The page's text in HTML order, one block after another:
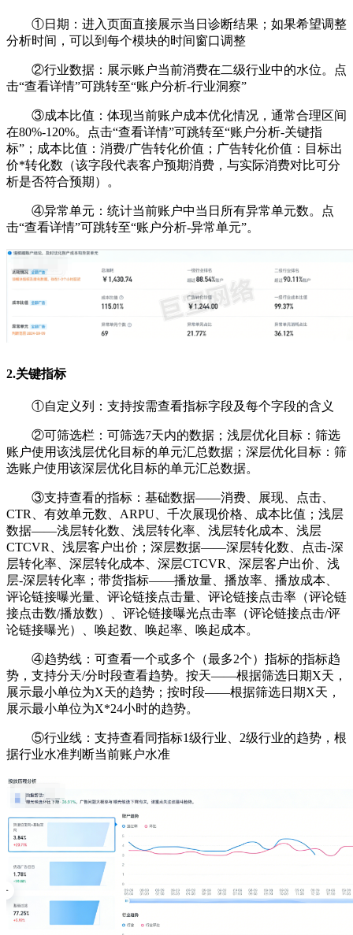
①日期：进入页面直接展示当日诊断结果；如果希望调整
分析时间，可以到每个模块的时间窗口调整
②行业数据：展示账户当前消费在二级行业中的水位。点
击“查看详情”可跳转至“账户分析-行业洞察”
③成本比值：体现当前账户成本优化情况，通常合理区间
在80%-120%。点击“查看详情”可跳转至“账户分析-关键指
标”；成本比值：消费/广告转化价值；广告转化价值：目标出
价*转化数（该字段代表客户预期消费，与实际消费对比可分
析是否符合预期）。
④异常单元：统计当前账户中当日所有异常单元数。点
击“查看详情”可跳转至“账户分析-异常单元”。
2.关键指标
①自定义列：支持按需查看指标字段及每个字段的含义
②可筛选栏：可筛选7天内的数据；浅层优化目标：筛选
账户使用该浅层优化目标的单元汇总数据；深层优化目标：筛
选账户使用该深层优化目标的单元汇总数据。
③支持查看的指标：基础数据——消费、展现、点击、
CTR、有效单元数、ARPU、千次展现价格、成本比值；浅层
数据——浅层转化数、浅层转化率、浅层转化成本、浅层
CTCVR、浅层客户出价；深层数据——深层转化数、点击-深
层转化率、深层转化成本、深层CTCVR、深层客户出价、浅
层-深层转化率；带货指标——播放量、播放率、播放成本、
评论链接曝光量、评论链接点击量、评论链接点击率（评论链
接点击数/播放数）、评论链接曝光点击率（评论链接点击/评
论链接曝光）、唤起数、唤起率、唤起成本。
④趋势线：可查看一个或多个（最多2个）指标的指标趋
势，支持分天/分时段查看趋势。按天——根据筛选日期X天，
展示最小单位为X天的趋势；按时段——根据筛选日期X天，
展示最小单位为X*24小时的趋势。
⑤行业线：支持查看同指标1级行业、2级行业的趋势，根
据行业水准判断当前账户水准